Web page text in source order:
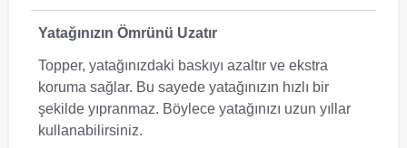
Yatağınızın Ömrünü Uzatır
Topper, yatağınızdaki baskıyı azaltır ve ekstra
koruma sağlar. Bu sayede yatağınızın hızlı bir
şekilde yıpranmaz. Böylece yatağınızı uzun yıllar
kullanabilirsiniz.